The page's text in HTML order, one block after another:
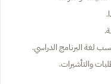
لغة البرنامج الدراسي.
والتأشيرات.